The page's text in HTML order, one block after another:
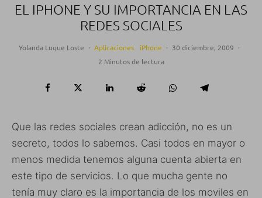
EL IPHONE Y SU IMPORTANCIA EN LAS
REDES SOCIALES
Yolanda Luque Loste · Aplicaciones iPhone · 30 diciembre, 2009 ·
2 Minutos de lectura
Que las redes sociales crean adicción, no es un
secreto, todos lo sabemos. Casi todos en mayor o
menos medida tenemos alguna cuenta abierta en
este tipo de servicios. Lo que mucha gente no
tenía muy claro es la importancia de los moviles en